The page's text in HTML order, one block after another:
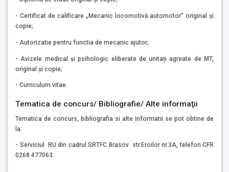
- Certificat de calificare „Mecanic locomotivă automotor” original şi
copie;
- Autorizatie pentru functia de mecanic ajutor;
- Avizele medical și psihologic eliberate de unitați agreate de MT,
original și copie;
- Curriculum vitae.
Tematica de concurs/ Bibliografie/ Alte informaţii
Tematica de concurs, bibliografia si alte informatii se pot obtine de
la:
- Serviciul RU din cadrul SRTFC Brasov str.Eroilor nr.3A, telefon CFR
0268 477063.